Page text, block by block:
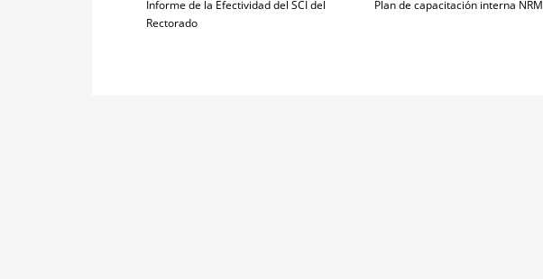
Informe de la Efectividad del SCI del
Rectorado
Plan de capacitación interna NRM